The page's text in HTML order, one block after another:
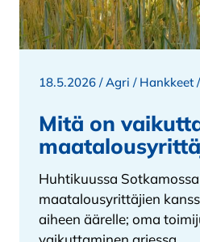
18.5.2026 /Agri / Hankkeet /
Mitä on
Huhtikuussa
maatalousyrittäjien
aiheen äärelle; oma